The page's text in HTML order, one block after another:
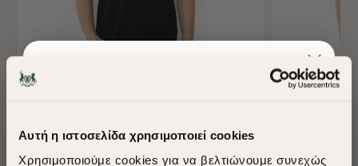
Αυτή η ιστοσελίδα χρησιμοποιεί cookies
Χρησιμοποιούμε cookies για να βελτιώνουμε συνεχώς
ΜΠΛΟΥΖΑ POLO PIQUE REGULAR FIT